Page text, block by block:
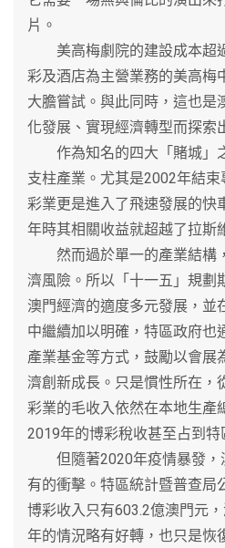
片。
美高梅劇院的建設成本超
彩及酒店為主營業務的美高梅
大膽嘗試。與此同時，這也是
化發展、實現經濟轉型而探索
作為知名的四大「賭城」
支柱產業。尤其是2002年結
彩業更是進入了飛速發展的快
年時其相關收益就超越了拉斯
然而過於單一的產業結構
濟風險。所以「十一五」規劃
澳門經濟的適度多元發展，並
中繼續加以明確，特區政府也
產業基金等方式，鼓勵以會展
濟創新成長。只是慣性所在，
彩業的毛收入依然在本地生產
2019年的博彩稅收甚至占到特
但隨著2020年疫情暴發，
有的衝擊。特區統計暨普查局
博彩收入只有603.2億澳門元
年的情況略有好轉，也只是恢